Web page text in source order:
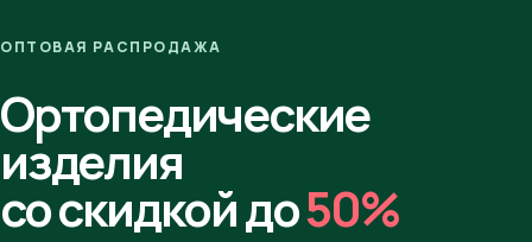
ОПТОВАЯ РАСПРОДАЖА
Ортопедические
изделия
со скидкой до50%